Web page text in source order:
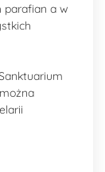
parafian a w